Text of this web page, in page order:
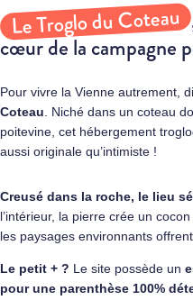
Le Troglo du Coteau
cœur de la campagne
Pour vivre la Vienne autrement,
Coteau . Niché dans un coteau
poitevine, cet hébergement
aussi originale qu’intimiste !
Creusé dans la roche, le lieu
l’intérieur, la pierre crée un
les paysages environnants
Le petit + ? Le site possède un
pour une parenthèse 100%